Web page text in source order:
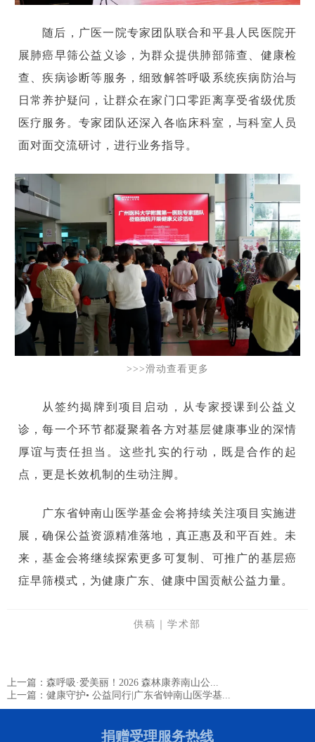
随后，广医一院专家团队联合和平县人民医院开
展肺癌早筛公益义诊，为群众提供肺部筛查、健康检
查、疾病诊断等服务，细致解答呼吸系统疾病防治与
日常养护疑问，让群众在家门口零距离享受省级优质
医疗服务。专家团队还深入各临床科室，与科室人员
面对面交流研讨，进行业务指导。
>>>滑动查看更多
从签约揭牌到项目启动，从专家授课到公益义
诊，每一个环节都凝聚着各方对基层健康事业的深情
厚谊与责任担当。这些扎实的行动，既是合作的起
点，更是长效机制的生动注脚。
广东省钟南山医学基金会将持续关注项目实施进
展，确保公益资源精准落地，真正惠及和平百姓。未
来，基金会将继续探索更多可复制、可推广的基层癌
症早筛模式，为健康广东、健康中国贡献公益力量。
供稿｜学术部
上一篇：森呼吸·爱美丽！2026 森林康养南山公...
上一篇：健康守护• 公益同行|广东省钟南山医学基...
捐赠受理服务热线